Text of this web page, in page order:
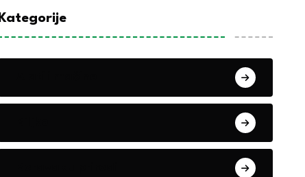
Kategorije